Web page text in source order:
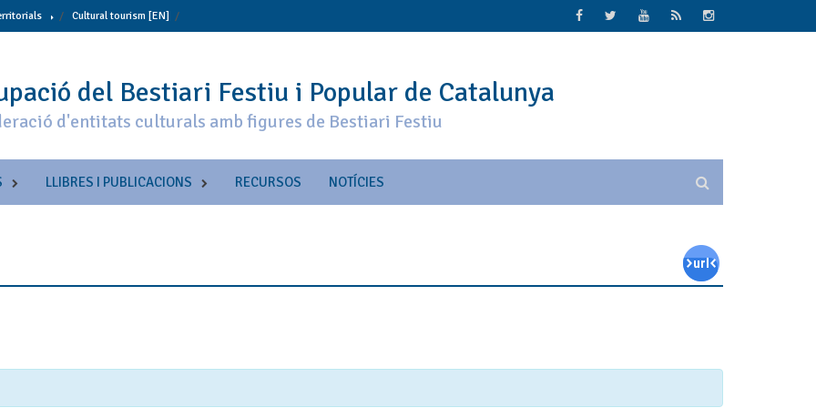
Cultural tourism [EN]
del Bestiari Festiu i Popular de Catalunya
d'entitats culturals amb figures de Bestiari Festiu
LLIBRES I PUBLICACIONS RECURSOS NOTÍCIES